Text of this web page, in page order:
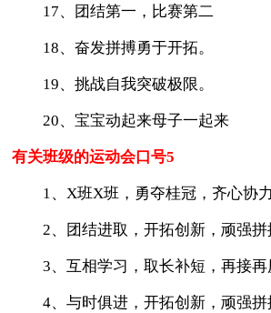
17、团结第一，比赛第二
18、奋发拼搏勇于开拓。
19、挑战自我突破极限。
20、宝宝动起来母子一起来
有关班级的运动会口号5
1、X班X班，勇夺桂冠，齐心协力
2、团结进取，开拓创新，顽强拼
3、互相学习，取长补短，再接再
4、与时俱进，开拓创新，顽强拼